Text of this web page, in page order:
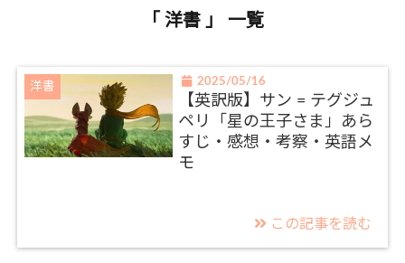
「 洋書 」 一覧
洋書 2025/05/16
【英訳版】サン = テグジュ
ペリ「星の王子さま」あら
すじ・感想・考察・英語メ
モ
この記事を読む